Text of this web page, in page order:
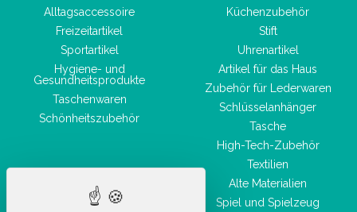
Alltagsaccessoire
Freizeitartikel
Sportartikel
Hygiene- und
Gesundheitsprodukte
Taschenwaren
Schönheitszubehör
Küchenzubehör
Stift
Uhrenartikel
Artikel für das Haus
Zubehör für Lederwaren
Schlüsselanhänger
Tasche
High-Tech-Zubehör
Textilien
Alte Materialien
Spiel und Spielzeug